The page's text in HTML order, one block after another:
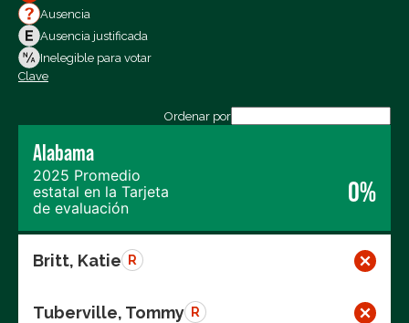
Votos a favor
Votos en contra
Ausencias
Exportar los datos (CSV)
Ausencia
Ausencia justificada
Inelegible para votar
Clave
Ordenar por
Alabama
2025 Promedio
estatal en la Tarjeta
de evaluación
0%
Britt, Katie R
Tuberville, Tommy R